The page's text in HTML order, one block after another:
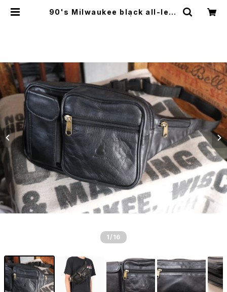
90's Milwaukee black all-leat
1 /16